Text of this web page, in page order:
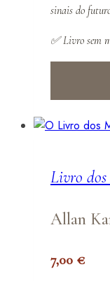
sinais do
✅Livro sem
Livro
Allan
7,00 €